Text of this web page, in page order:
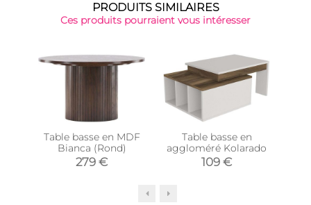
PRODUITS SIMILAIRES
Ces produits pourraient vous intéresser
Table basse en MDF
Bianca (Rond)
279 €
Table basse en
aggloméré Kolarado
109 €